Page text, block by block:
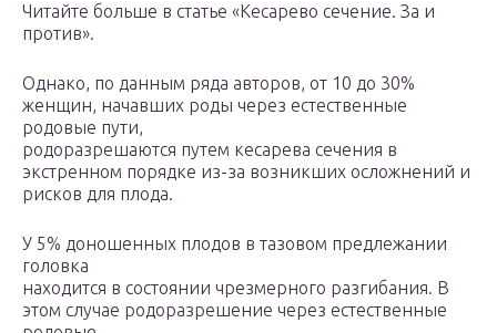
Читайте больше в статье «Кесарево сечение. За и
против».
Однако, по данным ряда авторов, от 10 до 30%
женщин, начавших роды через естественные
родовые пути,
родоразрешаются путем кесарева сечения в
экстренном порядке из-за возникших осложнений и
рисков для плода.
У 5% доношенных плодов в тазовом предлежании
головка
находится в состоянии чрезмерного разгибания. В
этом случае родоразрешение через естественные